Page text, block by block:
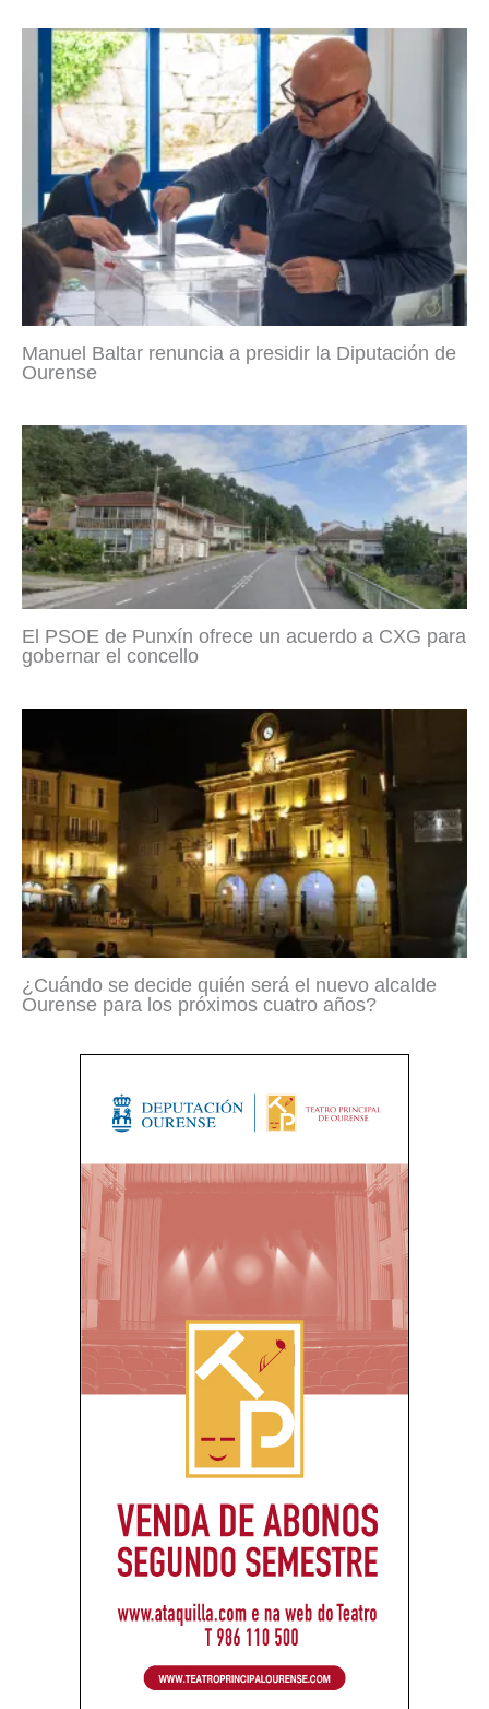
Manuel Baltar renuncia a presidir la Diputación de
Ourense
El PSOE de Punxín ofrece un acuerdo a CXG para
gobernar el concello
¿Cuándo se decide quién será el nuevo alcalde
Ourense para los próximos cuatro años?